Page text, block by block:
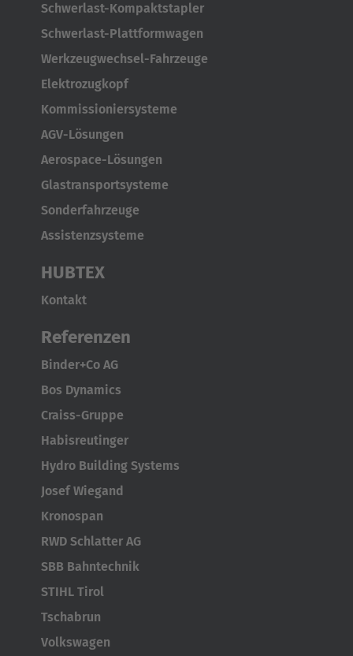
Italia
Italiano
Nederland
Nederlands
English Neutral
Schwerlast-Kompaktstapler
Schwerlast-Plattformwagen
Werkzeugwechsel-Fahrzeuge
Elektrozugkopf
Kommissioniersysteme
AGV-Lösungen
Aerospace-Lösungen
Glastransportsysteme
Sonderfahrzeuge
Assistenzsysteme
HUBTEX
Kontakt
Referenzen
Binder+Co AG
Bos Dynamics
Craiss-Gruppe
Habisreutinger
Hydro Building Systems
Josef Wiegand
Kronospan
RWD Schlatter AG
SBB Bahntechnik
STIHL Tirol
Tschabrun
Volkswagen